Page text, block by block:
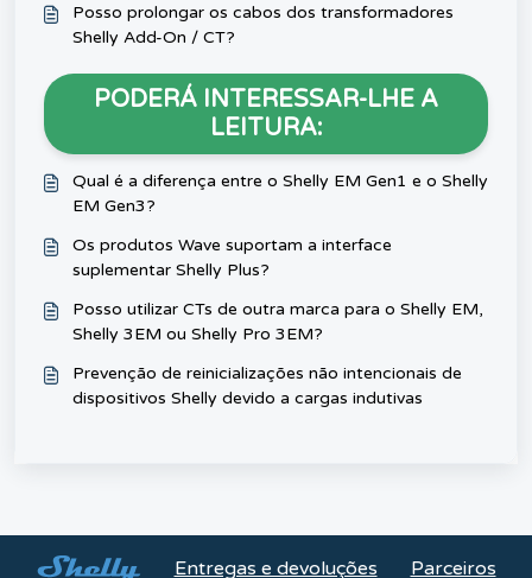
Posso prolongar os cabos dos transformadores
Shelly Add-On / CT?
PODERÁ INTERESSAR-LHE A
LEITURA:
Qual é a diferença entre o Shelly EM Gen1 e o Shelly
EM Gen3?
Os produtos Wave suportam a interface
suplementar Shelly Plus?
Posso utilizar CTs de outra marca para o Shelly EM,
Shelly 3EM ou Shelly Pro 3EM?
Prevenção de reinicializações não intencionais de
dispositivos Shelly devido a cargas indutivas
Entregas e devoluções Parceiros